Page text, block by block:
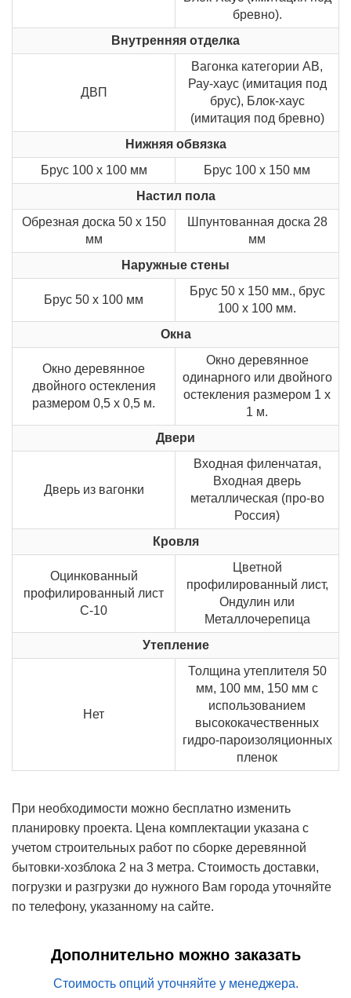
бревно).
Внутренняя отделка
ДВП
Вагонка категории АВ,
Рау-хаус (имитация под
брус), Блок-хаус
(имитация под бревно)
Нижняя обвязка
Брус 100 х 100 мм
Брус 100 х 150 мм
Настил пола
Обрезная доска 50 х 150
мм
Шпунтованная доска 28
мм
Наружные стены
Брус 50 х 100 мм
Брус 50 х 150 мм., брус
100 х 100 мм.
Окна
Окно деревянное
двойного остекления
размером 0,5 х 0,5 м.
Окно деревянное
одинарного или двойного
остекления размером 1 х
1 м.
Двери
Дверь из вагонки
Входная филенчатая,
Входная дверь
металлическая (про-во
Россия)
Кровля
Оцинкованный
профилированный лист
С-10
Цветной
профилированный лист,
Ондулин или
Металлочерепица
Утепление
Нет
Толщина утеплителя 50
мм, 100 мм, 150 мм с
использованием
высококачественных
гидро-пароизоляционных
пленок
При необходимости можно бесплатно изменить
планировку проекта. Цена комплектации указана с
учетом строительных работ по сборке деревянной
бытовки-хозблока 2 на 3 метра. Стоимость доставки,
погрузки и разгрузки до нужного Вам города уточняйте
по телефону, указанному на сайте.
Дополнительно можно заказать
Стоимость опций уточняйте у менеджера.